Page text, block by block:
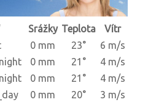
Srážky Teplota
Vítr
0 mm 23°
6 m/s
0 mm 21°
4 m/s
0 mm 21°
4 m/s
0 mm 20°
3 m/s